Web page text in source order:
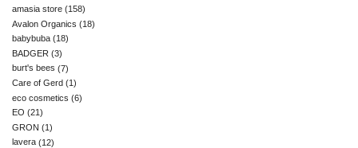
amasia store (158)
Avalon Organics (18)
babybuba (18)
BADGER (3)
burt's bees (7)
Care of Gerd (1)
eco cosmetics (6)
EO (21)
GRON (1)
lavera (12)